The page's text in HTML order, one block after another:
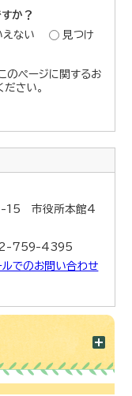
か？
えない
見つけ
のページに関するお
さい。
15 市役所本館4
759-4395
ルでのお問い合わせ